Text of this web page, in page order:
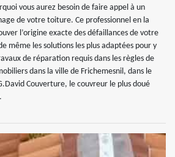
vous aurez besoin de faire appel à un
de votre toiture. Ce professionnel en la
l’origine exacte des défaillances de votre
même les solutions les plus adaptées pour y
de réparation requis dans les règles de
dans la ville de Frichemesnil, dans le
Couverture, le couvreur le plus doué